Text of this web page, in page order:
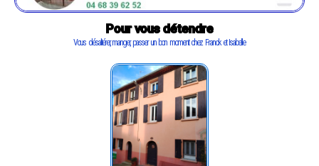
Pour vous détendre
Vous désaltérer, manger, passer un bon moment chez Franck et Isabelle